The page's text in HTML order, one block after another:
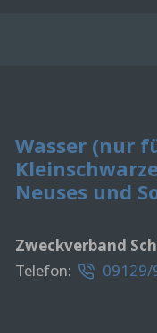
Wasser (nur
Neuses und
Zweckverband
Telefon:
09129/